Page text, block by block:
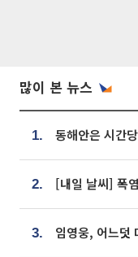
많이 본 뉴스
1.
2.
3.